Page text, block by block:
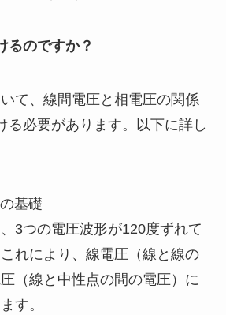
るのですか？
て、線間電圧と相電圧の関係
る必要があります。以下に詳し
基礎
3つの電圧波形が120度ずれて
れにより、線電圧（線と線の
（線と中性点の間の電圧）に
す。